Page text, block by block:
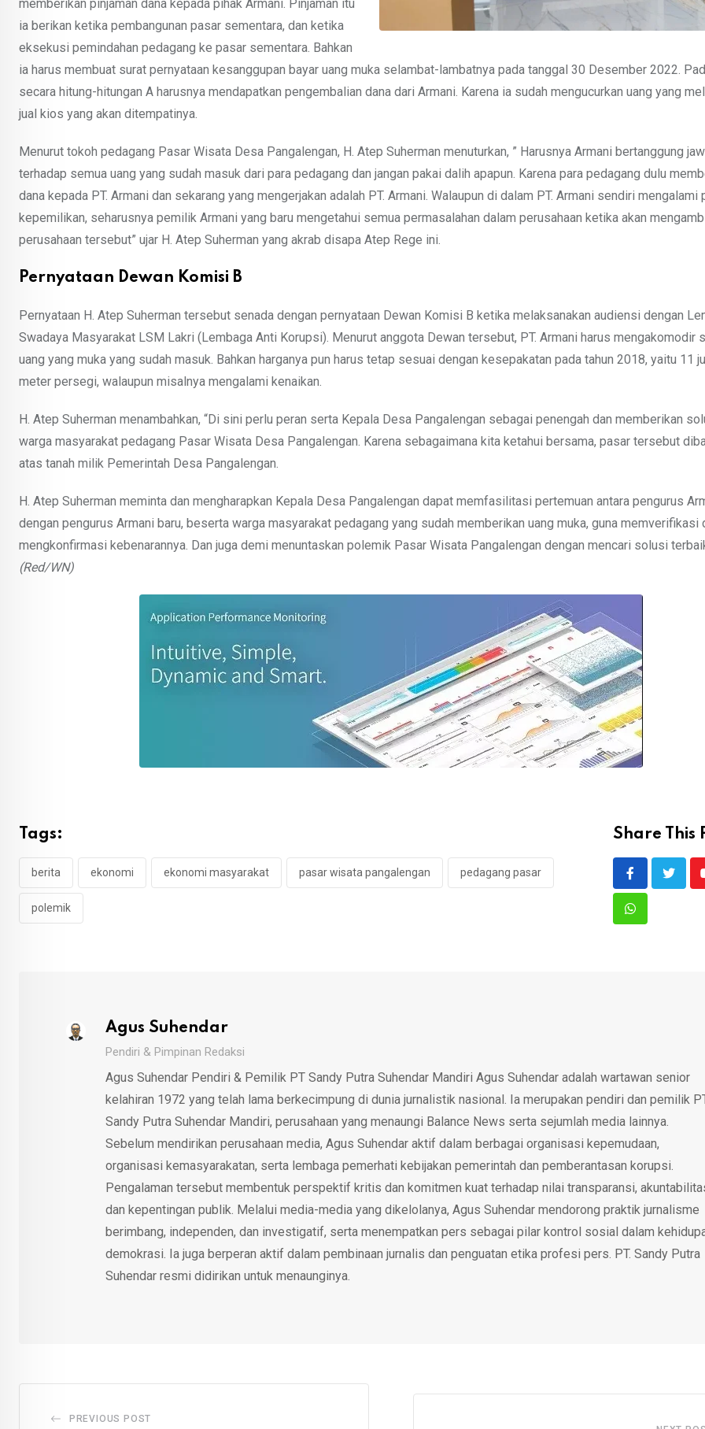
memberikan pinjaman dana kepada pihak Armani. Pinjaman itu
ia berikan ketika pembangunan pasar sementara, dan ketika
eksekusi pemindahan pedagang ke pasar sementara. Bahkan
ia harus membuat surat pernyataan kesanggupan bayar uang muka selambat-lambatnya pada tanggal 30 Desember 2022.
secara hitung-hitungan A harusnya mendapatkan pengembalian dana dari Armani. Karena ia sudah mengucurkan uang yang
jual kios yang akan ditempatinya.
Menurut tokoh pedagang Pasar Wisata Desa Pangalengan, H. Atep Suherman menuturkan, ” Harusnya Armani bertanggung
terhadap semua uang yang sudah masuk dari para pedagang dan jangan pakai dalih apapun. Karena para pedagang dulu
dana kepada PT. Armani dan sekarang yang mengerjakan adalah PT. Armani. Walaupun di dalam PT. Armani sendiri mengalami
kepemilikan, seharusnya pemilik Armani yang baru mengetahui semua permasalahan dalam perusahaan ketika akan
perusahaan tersebut” ujar H. Atep Suherman yang akrab disapa Atep Rege ini.
Pernyataan Dewan Komisi B
Pernyataan H. Atep Suherman tersebut senada dengan pernyataan Dewan Komisi B ketika melaksanakan audiensi dengan
Swadaya Masyarakat LSM Lakri (Lembaga Anti Korupsi). Menurut anggota Dewan tersebut, PT. Armani harus mengakomodir
uang yang muka yang sudah masuk. Bahkan harganya pun harus tetap sesuai dengan kesepakatan pada tahun 2018, yaitu 11
meter persegi, walaupun misalnya mengalami kenaikan.
H. Atep Suherman menambahkan, “Di sini perlu peran serta Kepala Desa Pangalengan sebagai penengah dan memberikan
warga masyarakat pedagang Pasar Wisata Desa Pangalengan. Karena sebagaimana kita ketahui bersama, pasar tersebut
atas tanah milik Pemerintah Desa Pangalengan.
H. Atep Suherman meminta dan mengharapkan Kepala Desa Pangalengan dapat memfasilitasi pertemuan antara pengurus
dengan pengurus Armani baru, beserta warga masyarakat pedagang yang sudah memberikan uang muka, guna memverifikasi
mengkonfirmasi kebenarannya. Dan juga demi menuntaskan polemik Pasar Wisata Pangalengan dengan mencari solusi
(Red/WN)
Tags:
berita ekonomi ekonomi masyarakat pasar wisata pangalengan pedagang pasar
polemik
Share This
Whatsapp
Agus Suhendar
Pendiri & Pimpinan Redaksi
Agus Suhendar Pendiri & Pemilik PT Sandy Putra Suhendar Mandiri Agus Suhendar adalah wartawan senior
kelahiran 1972 yang telah lama berkecimpung di dunia jurnalistik nasional. Ia merupakan pendiri dan pemilik
Sandy Putra Suhendar Mandiri, perusahaan yang menaungi Balance News serta sejumlah media lainnya.
Sebelum mendirikan perusahaan media, Agus Suhendar aktif dalam berbagai organisasi kepemudaan,
organisasi kemasyarakatan, serta lembaga pemerhati kebijakan pemerintah dan pemberantasan korupsi.
Pengalaman tersebut membentuk perspektif kritis dan komitmen kuat terhadap nilai transparansi,
dan kepentingan publik. Melalui media-media yang dikelolanya, Agus Suhendar mendorong praktik jurnalisme
berimbang, independen, dan investigatif, serta menempatkan pers sebagai pilar kontrol sosial dalam
demokrasi. Ia juga berperan aktif dalam pembinaan jurnalis dan penguatan etika profesi pers. PT. Sandy Putra
Suhendar resmi didirikan untuk menaunginya.
PREVIOUS POST